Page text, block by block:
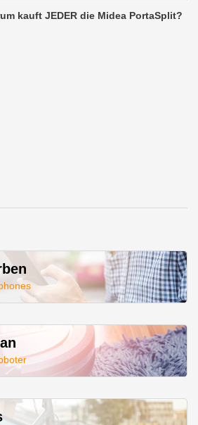
kauft JEDER die Midea PortaSplit?